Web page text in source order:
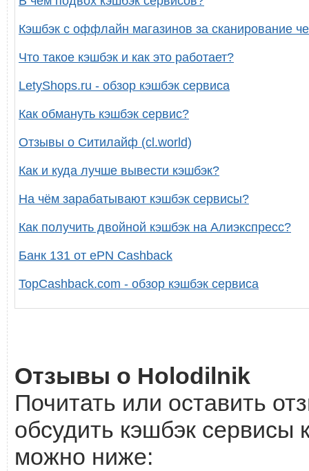
Кэшбэк с оффлайн магазинов за сканирование
Что такое кэшбэк и как это работает?
LetyShops.ru - обзор кэшбэк сервиса
Как обмануть кэшбэк сервис?
Отзывы о Ситилайф (cl.world)
Как и куда лучше вывести кэшбэк?
На чём зарабатывают кэшбэк сервисы?
Как получить двойной кэшбэк на Алиэкспресс?
Банк 131 от ePN Cashback
TopCashback.com - обзор кэшбэк сервиса
Отзывы о Holodilnik
Почитать или оставить
обсудить кэшбэк сервисы
можно ниже: